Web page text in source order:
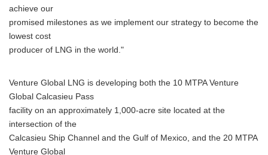
achieve our
promised milestones as we implement our strategy to become the
lowest cost
producer of LNG in the world."
Venture Global LNG is developing both the 10 MTPA Venture
Global Calcasieu Pass
facility on an approximately 1,000-acre site located at the
intersection of the
Calcasieu Ship Channel and the Gulf of Mexico, and the 20 MTPA
Venture Global